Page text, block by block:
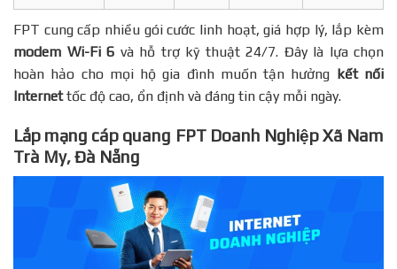
FPT cung cấp nhiều gói cước linh hoạt, giá hợp lý, lắp kèm
modem Wi-Fi 6 và hỗ trợ kỹ thuật 24/7. Đây là lựa chọn
hoàn hảo cho mọi hộ gia đình muốn tận hưởng kết nối
Internettốc độ cao, ổn định và đáng tin cậy mỗi ngày.
Lắp mạng cáp quang FPT Doanh Nghiệp Xã Nam
Trà My, Đà Nẵng